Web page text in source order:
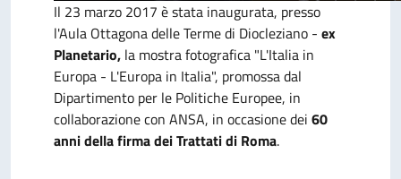
Il 23 marzo 2017 è stata inaugurata, presso
l'Aula Ottagona delle Terme di Diocleziano - ex
Planetario, la mostra fotografica "L'Italia in
Europa - L'Europa in Italia", promossa dal
Dipartimento per le Politiche Europee, in
collaborazione con ANSA, in occasione dei 60
anni della firma dei Trattati di Roma.